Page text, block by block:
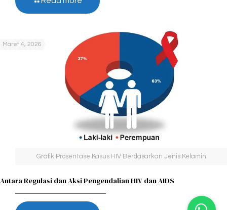
Grafik Prosentase Kasus HIV Berdasarkan Jenis Kelamin
Maret 4, 2026
Antara Regulasi dan Aksi Pengendalian HIV dan AIDS